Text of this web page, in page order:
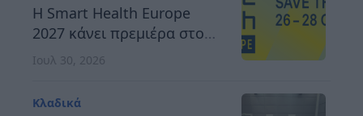
H Smart Health Europe
2027 κάνει πρεμιέρα στο
Βερολίνο, στις 26 έως 28
Ιουλ 30, 2026
Κλαδικά